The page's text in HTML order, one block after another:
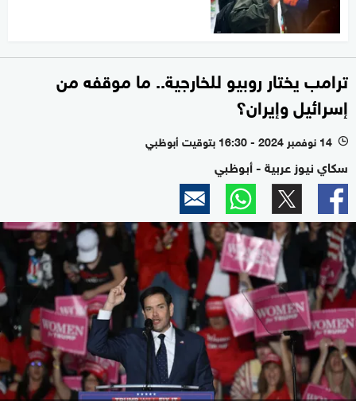
ترامب يختار روبيو للخارجية.. ما موقفه من
إسرائيل وإيران؟
l 14 نوفمبر 2024 - 16:30 بتوقيت أبوظبي
سكاي نيوز عربية - أبوظبي